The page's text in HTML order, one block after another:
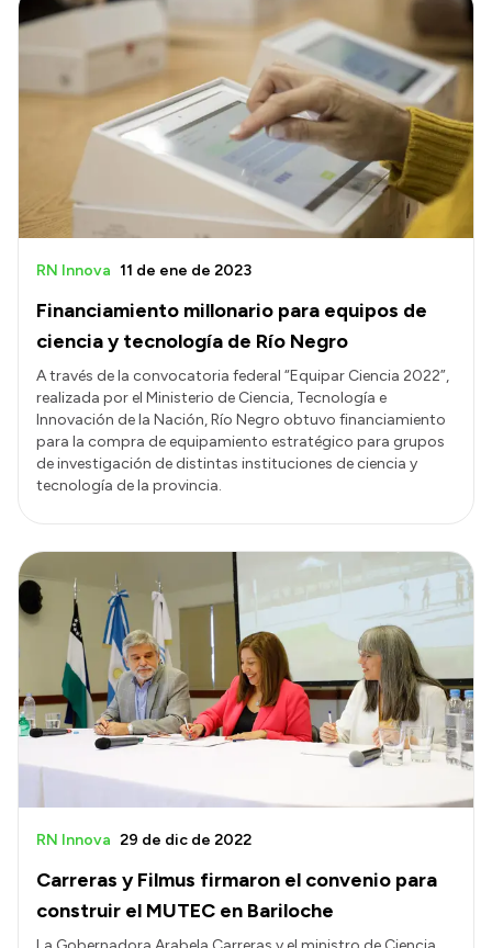
Financiamiento millonario para equipos de
ciencia y tecnología de Río Negro
RN Innova 11 de ene de 2023
A través de la convocatoria federal “Equipar Ciencia 2022”,
realizada por el Ministerio de Ciencia, Tecnología e
Innovación de la Nación, Río Negro obtuvo financiamiento
para la compra de equipamiento estratégico para grupos
de investigación de distintas instituciones de ciencia y
tecnología de la provincia.
Carreras y Filmus firmaron el convenio para
construir el MUTEC en Bariloche
RN Innova 29 de dic de 2022